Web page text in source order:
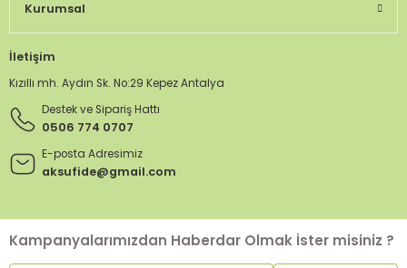
Kurumsal
İletişim
Kızıllı mh. Aydın Sk. No:29 Kepez Antalya
Destek ve Sipariş Hattı
0506 774 0707
E-posta Adresimiz
aksufide@gmail.com
Kampanyalarımızdan Haberdar Olmak İster misiniz ?